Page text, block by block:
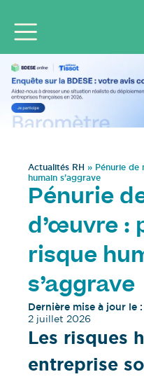
Actualités RH » Pénurie de
humain s’aggrave
Pénurie
d’œuvre :
risque
s’aggrave
Dernière mise à jour le :
2 juillet 2026
Les risques
entreprise